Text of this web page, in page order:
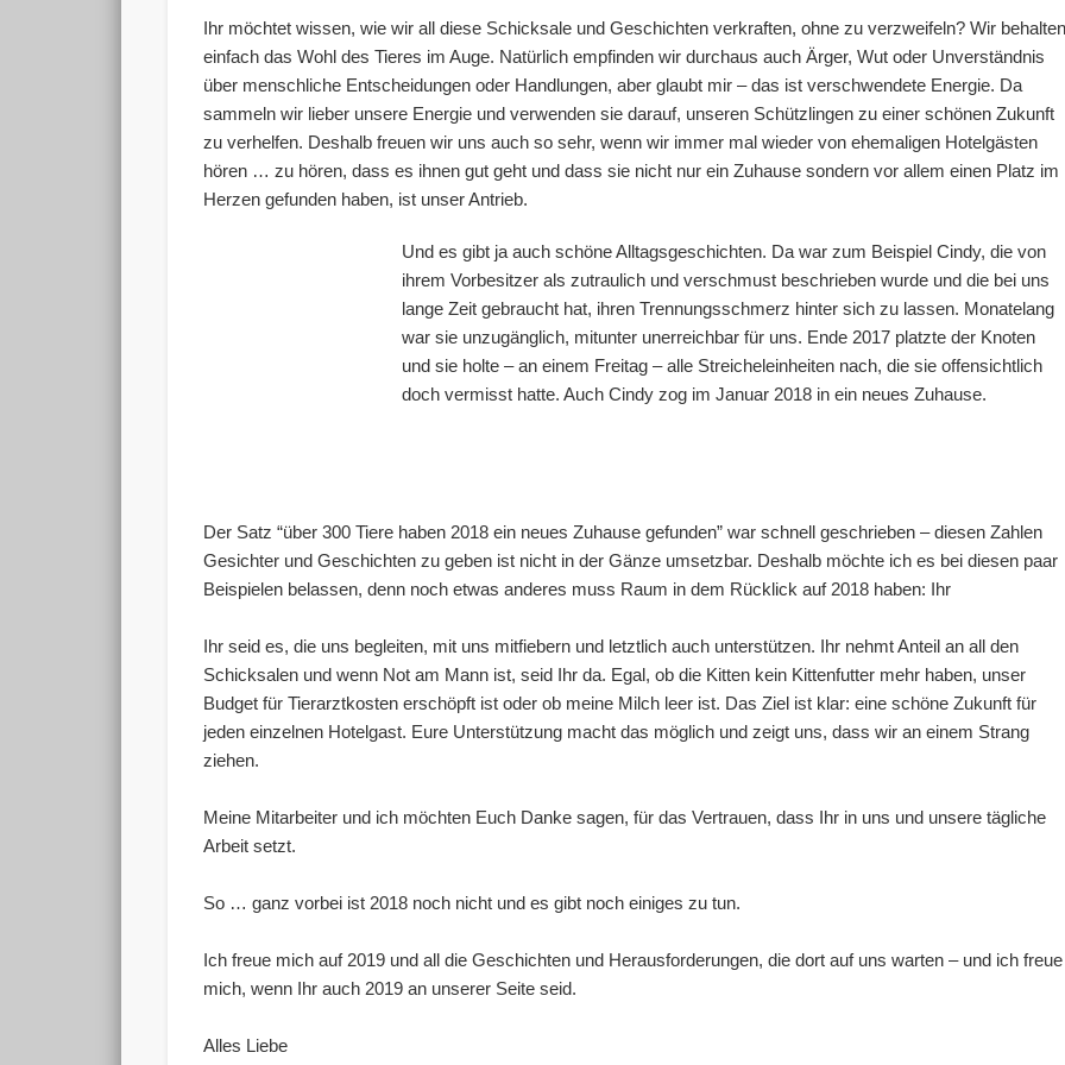
Ihr möchtet wissen, wie wir all diese Schicksale und Geschichten verkraften, ohne zu verzweifeln? Wir behalten
einfach das Wohl des Tieres im Auge. Natürlich empfinden wir durchaus auch Ärger, Wut oder Unverständnis
über menschliche Entscheidungen oder Handlungen, aber glaubt mir – das ist verschwendete Energie. Da
sammeln wir lieber unsere Energie und verwenden sie darauf, unseren Schützlingen zu einer schönen Zukunft
zu verhelfen. Deshalb freuen wir uns auch so sehr, wenn wir immer mal wieder von ehemaligen Hotelgästen
hören … zu hören, dass es ihnen gut geht und dass sie nicht nur ein Zuhause sondern vor allem einen Platz im
Herzen gefunden haben, ist unser Antrieb.
Und es gibt ja auch schöne Alltagsgeschichten. Da war zum Beispiel Cindy, die von
ihrem Vorbesitzer als zutraulich und verschmust beschrieben wurde und die bei uns
lange Zeit gebraucht hat, ihren Trennungsschmerz hinter sich zu lassen. Monatelang
war sie unzugänglich, mitunter unerreichbar für uns. Ende 2017 platzte der Knoten
und sie holte – an einem Freitag – alle Streicheleinheiten nach, die sie offensichtlich
doch vermisst hatte. Auch Cindy zog im Januar 2018 in ein neues Zuhause.
Der Satz “über 300 Tiere haben 2018 ein neues Zuhause gefunden” war schnell geschrieben – diesen Zahlen
Gesichter und Geschichten zu geben ist nicht in der Gänze umsetzbar. Deshalb möchte ich es bei diesen paar
Beispielen belassen, denn noch etwas anderes muss Raum in dem Rücklick auf 2018 haben: Ihr
Ihr seid es, die uns begleiten, mit uns mitfiebern und letztlich auch unterstützen. Ihr nehmt Anteil an all den
Schicksalen und wenn Not am Mann ist, seid Ihr da. Egal, ob die Kitten kein Kittenfutter mehr haben, unser
Budget für Tierarztkosten erschöpft ist oder ob meine Milch leer ist. Das Ziel ist klar: eine schöne Zukunft für
jeden einzelnen Hotelgast. Eure Unterstützung macht das möglich und zeigt uns, dass wir an einem Strang
ziehen.
Meine Mitarbeiter und ich möchten Euch Danke sagen, für das Vertrauen, dass Ihr in uns und unsere tägliche
Arbeit setzt.
So … ganz vorbei ist 2018 noch nicht und es gibt noch einiges zu tun.
Ich freue mich auf 2019 und all die Geschichten und Herausforderungen, die dort auf uns warten – und ich freue
mich, wenn Ihr auch 2019 an unserer Seite seid.
Alles Liebe